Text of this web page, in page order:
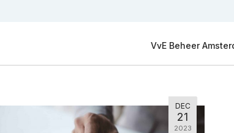
VvE Beheer
DEC
21
2023